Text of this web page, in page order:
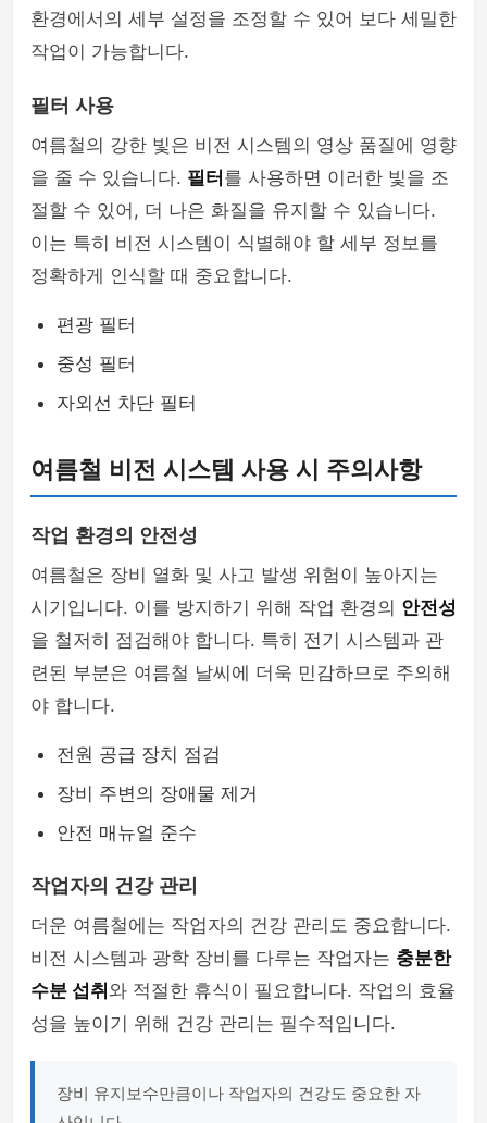
환경에서의 세부 설정을 조정할 수 있어 보다 세밀한
작업이 가능합니다.
필터 사용
여름철의 강한 빛은 비전 시스템의 영상 품질에 영향
을 줄 수 있습니다. 필터 를 사용하면 이러한 빛을 조
절할 수 있어, 더 나은 화질을 유지할 수 있습니다.
이는 특히 비전 시스템이 식별해야 할 세부 정보를
정확하게 인식할 때 중요합니다.
편광 필터
중성 필터
자외선 차단 필터
여름철 비전 시스템 사용 시 주의사항
작업 환경의 안전성
여름철은 장비 열화 및 사고 발생 위험이 높아지는
시기입니다. 이를 방지하기 위해 작업 환경의 안전성
을 철저히 점검해야 합니다. 특히 전기 시스템과 관
련된 부분은 여름철 날씨에 더욱 민감하므로 주의해
야 합니다.
전원 공급 장치 점검
장비 주변의 장애물 제거
안전 매뉴얼 준수
작업자의 건강 관리
더운 여름철에는 작업자의 건강 관리도 중요합니다.
비전 시스템과 광학 장비를 다루는 작업자는 충분한
수분 섭취 와 적절한 휴식이 필요합니다. 작업의 효율
성을 높이기 위해 건강 관리는 필수적입니다.
장비 유지보수만큼이나 작업자의 건강도 중요한 자